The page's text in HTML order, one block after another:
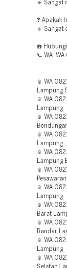
🔹 Sangat
❓ Apakah
🔹 Sangat
☎️ Hubungi
📞 WA:
📱 WA
Lampung
📱 WA
Lampung
📱 WA
📱 WA
Lampung
📱 WA
Lampung
📱 WA
📱 WA
Lampung
📱 WA
Barat
📱 WA
Bandar
📱 WA
Lampung
📱 WA
Selatan